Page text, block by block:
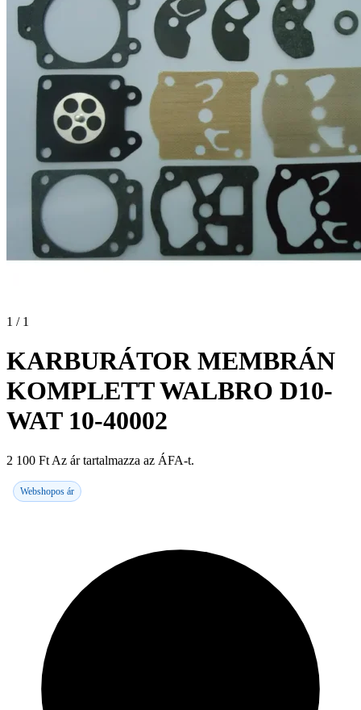
1 / 1
KARBURÁTOR MEMBRÁN
KOMPLETT WALBRO D10-
WAT 10-40002
2 100 Ft Az ár tartalmazza az ÁFA-t.
Webshopos ár